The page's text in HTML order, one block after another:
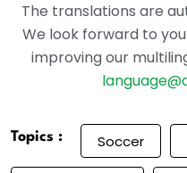
The translations are
We look forward to
improving our
Topics : Soccer